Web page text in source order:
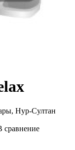
Нур-Султан
сравнение